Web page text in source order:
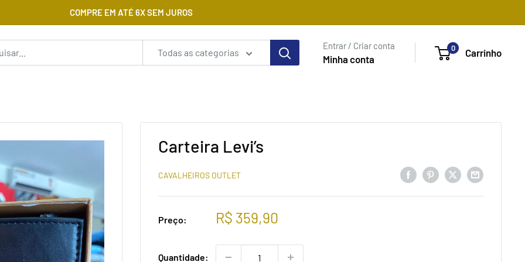
COMPRE EM ATÉ 6X SEM JUROS
Todas as categorias
Entrar / Criar conta
Minha conta
0 Carrinho
Carteira Levi’s
CAVALHEIROS OUTLET
Preço:
Preço
R$ 359,90
Quantidade: